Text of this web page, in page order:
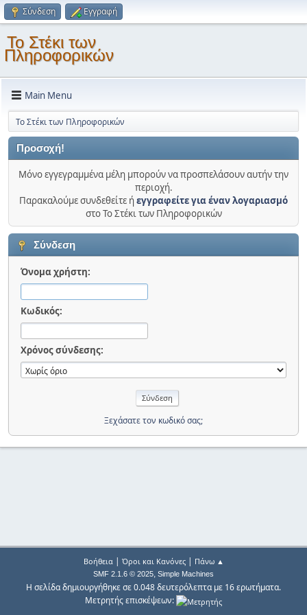
Σύνδεση Εγγραφή
Το Στέκι των
Πληροφορικών
Main Menu
Το Στέκι των Πληροφορικών
Προσοχή!
Μόνο εγγεγραμμένα μέλη μπορούν να προσπελάσουν αυτήν την
περιοχή.
Παρακαλούμε συνδεθείτε ήεγγραφείτε για έναν λογαριασμό
στο Το Στέκι των Πληροφορικών
Σύνδεση
Όνομα χρήστη:
Κωδικός:
Χρόνος σύνδεσης:
Ξεχάσατε τον κωδικό σας;
Βοήθεια| Όροι και Κανόνες| Πάνω ▲
SMF 2.1.6 © 2025, Simple Machines
Η σελίδα δημιουργήθηκε σε 0.048 δευτερόλεπτα με 16 ερωτήματα.
Μετρητής επισκέψεων: